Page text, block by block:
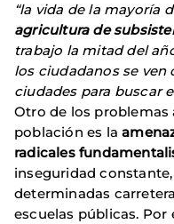
“la vida de la mayoría
agricultura de
trabajo la mitad del
los ciudadanos se ven
ciudades para buscar
Otro de los problemas
población es la
radicales
inseguridad
determinadas
escuelas públicas. Por